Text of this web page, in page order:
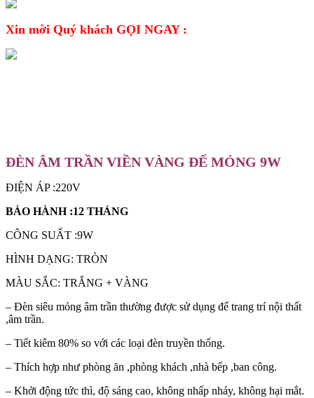
Xin mời Quý khách GỌI NGAY :
ĐÈN ÂM TRẦN VIỀN VÀNG ĐẾ MỎNG 9W
ĐIỆN ÁP :220V
BẢO HÀNH :12 THÁNG
CÔNG SUẤT :9W
HÌNH DẠNG: TRÒN
MÀU SẮC: TRẮNG + VÀNG
– Đèn siêu mỏng âm trần thường được sử dụng để trang trí nội thất
,âm trần.
– Tiết kiêm 80% so với các loại đèn truyền thống.
– Thích hợp như phòng ăn ,phòng khách ,nhà bếp ,ban công.
– Khởi động tức thì, độ sáng cao, không nhấp nháy, không hại mắt.